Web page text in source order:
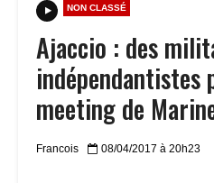
NON CLASSÉ
Ajaccio : des
meeting de
Francois 08/04/2017 à 20h23